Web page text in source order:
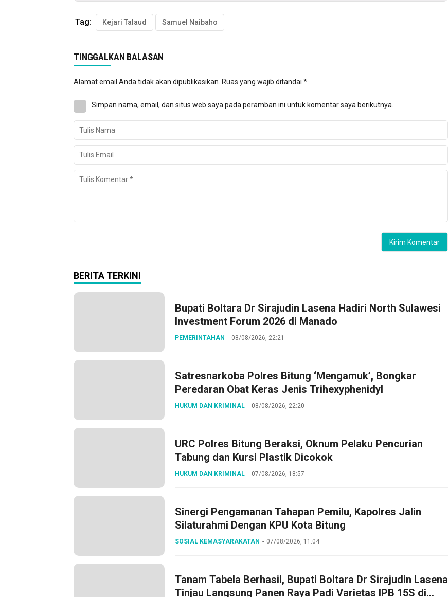
Tag: Kejari Talaud Samuel Naibaho
TINGGALKAN BALASAN
Alamat email Anda tidak akan dipublikasikan. Ruas yang wajib ditandai *
Simpan nama, email, dan situs web saya pada peramban ini untuk komentar saya berikutnya.
BERITA TERKINI
Bupati Boltara Dr Sirajudin Lasena Hadiri North Sulawesi
Investment Forum 2026 di Manado
PEMERINTAHAN 08/08/2026, 22:21
Satresnarkoba Polres Bitung ‘Mengamuk’, Bongkar
Peredaran Obat Keras Jenis Trihexyphenidyl
HUKUM DAN KRIMINAL 08/08/2026, 22:20
URC Polres Bitung Beraksi, Oknum Pelaku Pencurian
Tabung dan Kursi Plastik Dicokok
HUKUM DAN KRIMINAL 07/08/2026, 18:57
Sinergi Pengamanan Tahapan Pemilu, Kapolres Jalin
Silaturahmi Dengan KPU Kota Bitung
SOSIAL KEMASYARAKATAN 07/08/2026, 11:04
Tanam Tabela Berhasil, Bupati Boltara Dr Sirajudin Lasena
Tinjau Langsung Panen Raya Padi Varietas IPB 15S di